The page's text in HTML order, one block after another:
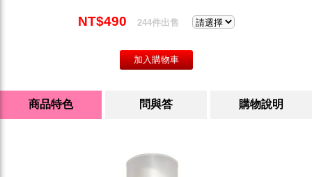
NT$490 244件出售
商品特色 問與答 購物說明